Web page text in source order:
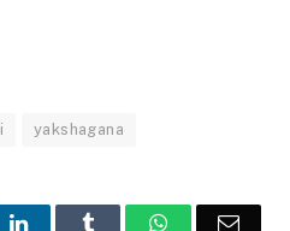
yakshagana
LinkedInTumblr WhatsAppEmail